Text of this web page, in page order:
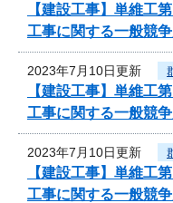
【建設工事】単維工
工事に関する一般競
2023年7月10日更新
【建設工事】単維工
工事に関する一般競
2023年7月10日更新
【建設工事】単維工
工事に関する一般競